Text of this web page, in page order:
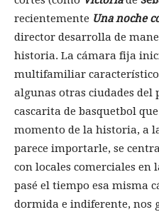
recientemente Una noche
director desarrolla de
historia. La cámara fija
multifamiliar característico
algunas otras ciudades del
cascarita de basquetbol
momento de la historia, a
parece importarle, se
con locales comerciales en
pasé el tiempo esa misma
dormida e indiferente, nos